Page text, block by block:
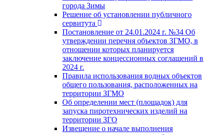
города Зимы
Решение об установлении публичного
сервитута
Постановление от 24.01.2024 г. №34 Об
утверждении перечня объектов ЗГМО, в
отношении которых планируется
заключение концессионных соглашений в
2024 г.
Правила использования водных объектов
общего пользования, расположенных на
территории ЗГМО
Об определении мест (площадок) для
запуска пиротехнических изделий на
территории ЗГО
Извещение о начале выполнения